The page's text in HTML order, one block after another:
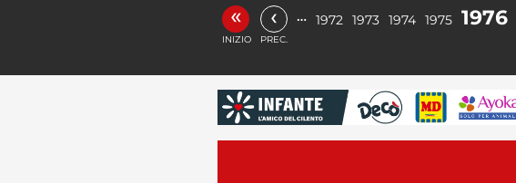
«
INIZIO
‹
PREC.
… 1972 1973 1974 1975 1976